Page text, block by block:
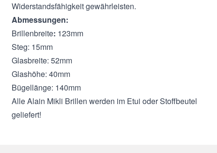
Widerstandsfähigkeit gewährleisten.
Abmessungen:
Brillenbreite: 123mm
Steg: 15mm
Glasbreite: 52mm
Glashöhe: 40mm
Bügellänge: 140mm
Alle Alain Mikli Brillen werden im Etui oder Stoffbeutel
geliefert!